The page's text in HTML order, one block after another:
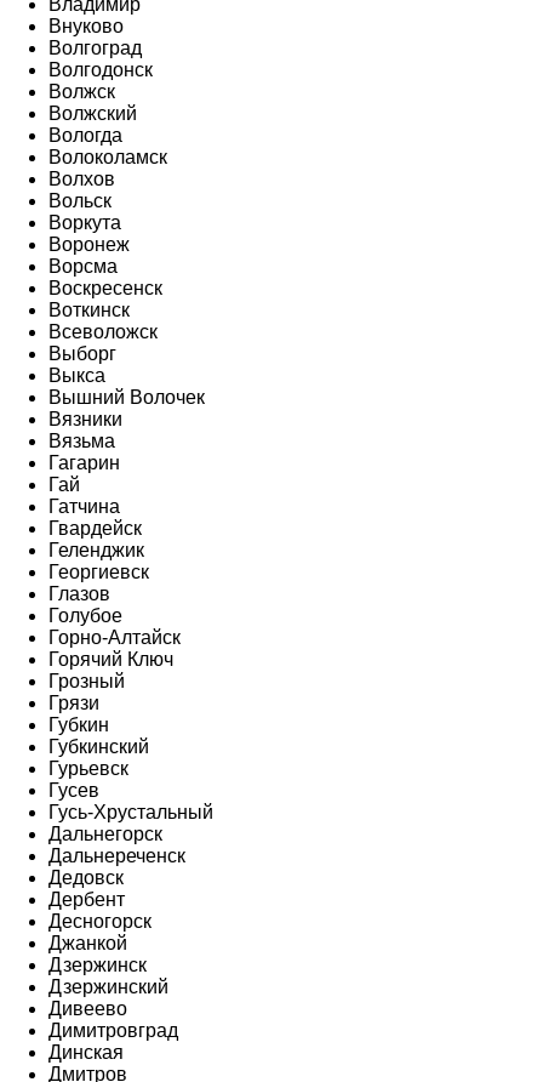
Владимир
Внуково
Волгоград
Волгодонск
Волжск
Волжский
Вологда
Волоколамск
Волхов
Вольск
Воркута
Воронеж
Ворсма
Воскресенск
Воткинск
Всеволожск
Выборг
Выкса
Вышний Волочек
Вязники
Вязьма
Гагарин
Гай
Гатчина
Гвардейск
Геленджик
Георгиевск
Глазов
Голубое
Горно-Алтайск
Горячий Ключ
Грозный
Грязи
Губкин
Губкинский
Гурьевск
Гусев
Гусь-Хрустальный
Дальнегорск
Дальнереченск
Дедовск
Дербент
Десногорск
Джанкой
Дзержинск
Дзержинский
Дивеево
Димитровград
Динская
Дмитров